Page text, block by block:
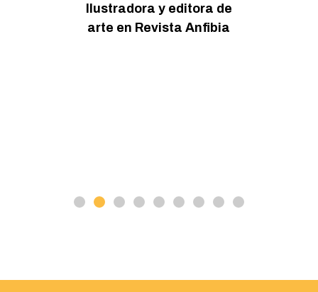
y editora de
arte en Revista Anfibia